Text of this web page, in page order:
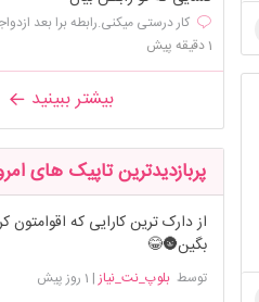
کار درستی میکنی.رابطه برا بعد
1 دقیقه پیش
بیشتر ببینید
پربازدیدترین تاپیک های
از دارک ترین کارایی که اقوامتون
بگین🌚😂
توسطبلوپ_نت_نیاز| 1 روز پیش